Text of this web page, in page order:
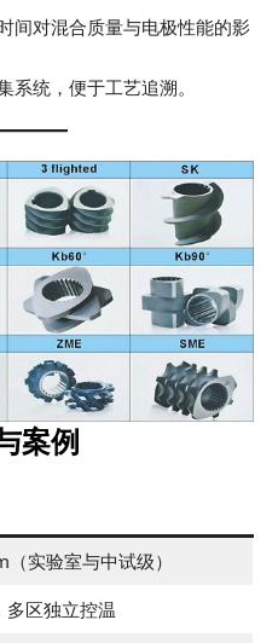
间对混合质量与电极性能的影
系统，便于工艺追溯。
案例
实验室与中试级）
多区独立控温